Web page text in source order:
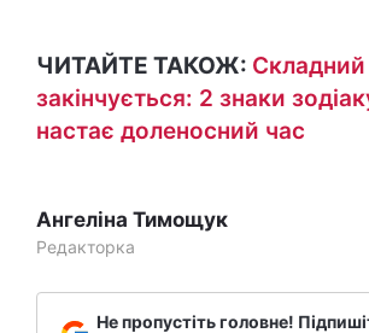
ЧИТАЙТЕ ТАКОЖ: Складний
закінчується: 2 знаки
настає доленосний час
Ангеліна Тимощук
Редакторка
Не пропустіть головне!